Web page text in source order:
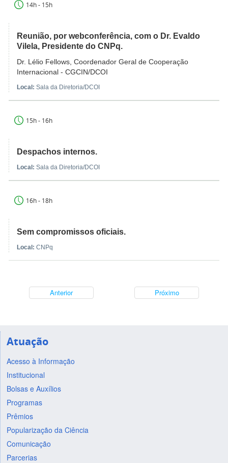
14h - 15h
Reunião, por webconferência, com o Dr. Evaldo
Vilela, Presidente do CNPq.
Dr. Lélio Fellows, Coordenador Geral de Cooperação
Internacional - CGCIN/DCOI
Local: Sala da Diretoria/DCOI
15h - 16h
Despachos internos.
Local: Sala da Diretoria/DCOI
16h - 18h
Sem compromissos oficiais.
Local: CNPq
Anterior Próximo
Atuação
Acesso à Informação
Institucional
Bolsas e Auxílios
Programas
Prêmios
Popularização da Ciência
Comunicação
Parcerias